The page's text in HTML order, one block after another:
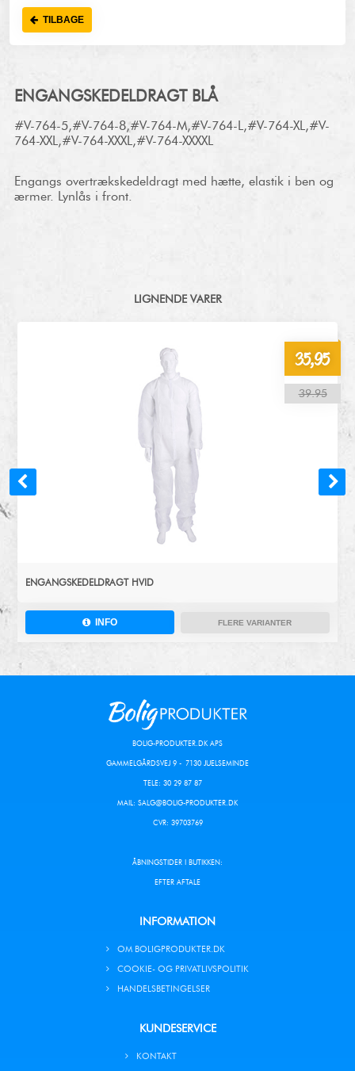
TILBAGE
ENGANGSKEDELDRAGT BLÅ
#V-764-5,#V-764-8,#V-764-M,#V-764-L,#V-764-XL,#V-
764-XXL,#V-764-XXXL,#V-764-XXXXL
Engangs overtrækskedeldragt med hætte, elastik i ben og
ærmer. Lynlås i front.
LIGNENDE VARER
35,95
39.95
ENGANGSKEDELDRAGT HVID
INFO FLERE VARIANTER
BOLIG-PRODUKTER.DK APS
GAMMELGÅRDSVEJ 9 - 7130 JUELSEMINDE
TELE: 30 29 87 87
MAIL: SALG@BOLIG-PRODUKTER.DK
CVR: 39703769
ÅBNINGSTIDER I BUTIKKEN:
EFTER AFTALE
INFORMATION
OM BOLIGPRODUKTER.DK
COOKIE- OG PRIVATLIVSPOLITIK
HANDELSBETINGELSER
KUNDESERVICE
KONTAKT